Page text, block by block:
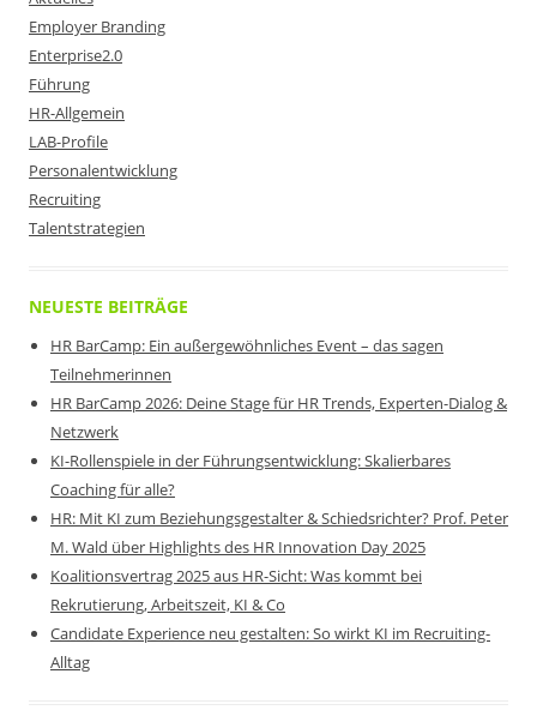
Employer Branding
Enterprise2.0
Führung
HR-Allgemein
LAB-Profile
Personalentwicklung
Recruiting
Talentstrategien
NEUESTE BEITRÄGE
HR BarCamp: Ein außergewöhnliches Event – das sagen
Teilnehmerinnen
HR BarCamp 2026: Deine Stage für HR Trends, Experten-Dialog &
Netzwerk
KI-Rollenspiele in der Führungsentwicklung: Skalierbares
Coaching für alle?
HR: Mit KI zum Beziehungsgestalter & Schiedsrichter? Prof. Peter
M. Wald über Highlights des HR Innovation Day 2025
Koalitionsvertrag 2025 aus HR-Sicht: Was kommt bei
Rekrutierung, Arbeitszeit, KI & Co
Candidate Experience neu gestalten: So wirkt KI im Recruiting-
Alltag